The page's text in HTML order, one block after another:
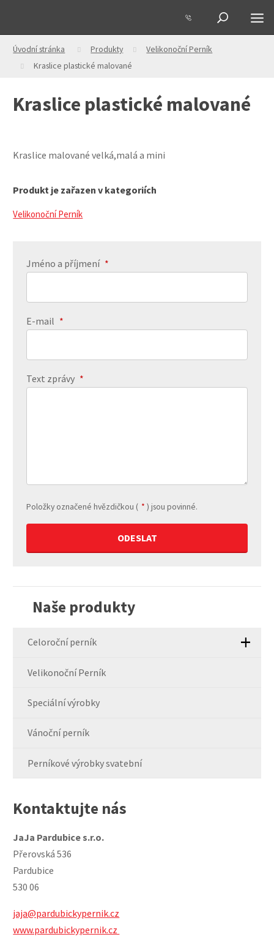
Úvodní stránka Produkty
Velikonoční Perník
Kraslice plastické malované
Kraslice plastické malované
Kraslice malované velká,malá a mini
Produkt je zařazen v kategoriích
Velikonoční Perník
Jméno a příjmení *
E-mail *
Text zprávy *
Položky označené hvězdičkou ( * ) jsou povinné.
odeslat.
Naše produkty
Celoroční perník
Velikonoční Perník
Speciální výrobky
Vánoční perník
Perníkové výrobky svatební
Kontaktujte nás
JaJa Pardubice s.r.o.
Přerovská 536
Pardubice
530 06
jaja@pardubickypernik.cz
www.pardubickypernik.cz